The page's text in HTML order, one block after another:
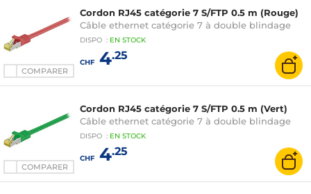
COMPARER
Cordon RJ45 catégorie 7 S/FTP 0.5 m (Rouge)
Câble ethernet catégorie 7 à double blindage
DISPO : EN STOCK
CHF4.25
COMPARER
Cordon RJ45 catégorie 7 S/FTP 0.5 m (Vert)
Câble ethernet catégorie 7 à double blindage
DISPO : EN STOCK
CHF4.25